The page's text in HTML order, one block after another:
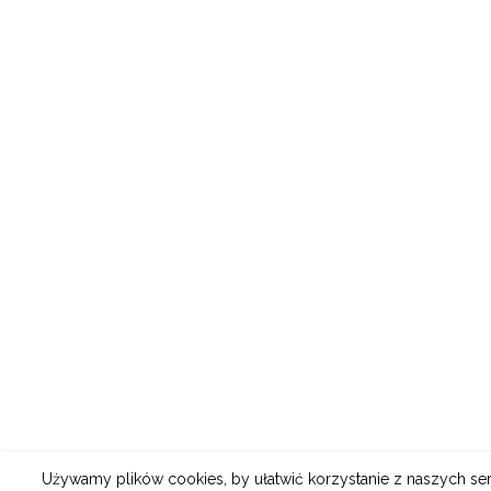
Używamy plików cookies, by ułatwić korzystanie z naszych